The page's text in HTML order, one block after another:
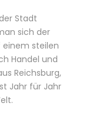
Stadt
sich der
einem steilen
Handel und
Reichsburg,
Jahr für Jahr